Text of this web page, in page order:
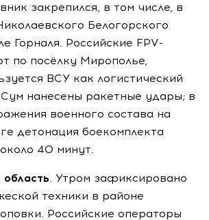
закрепился, в том числе, в
Белогорского
Горналя. Российские FPV-
по посёлку Мирополье,
ВСУ как логистический
нанесены ракетные удары; в
военного состава на
детонация боекомплекта
40 минут.
. Утром зафиксировано
техники в районе
Российские операторы